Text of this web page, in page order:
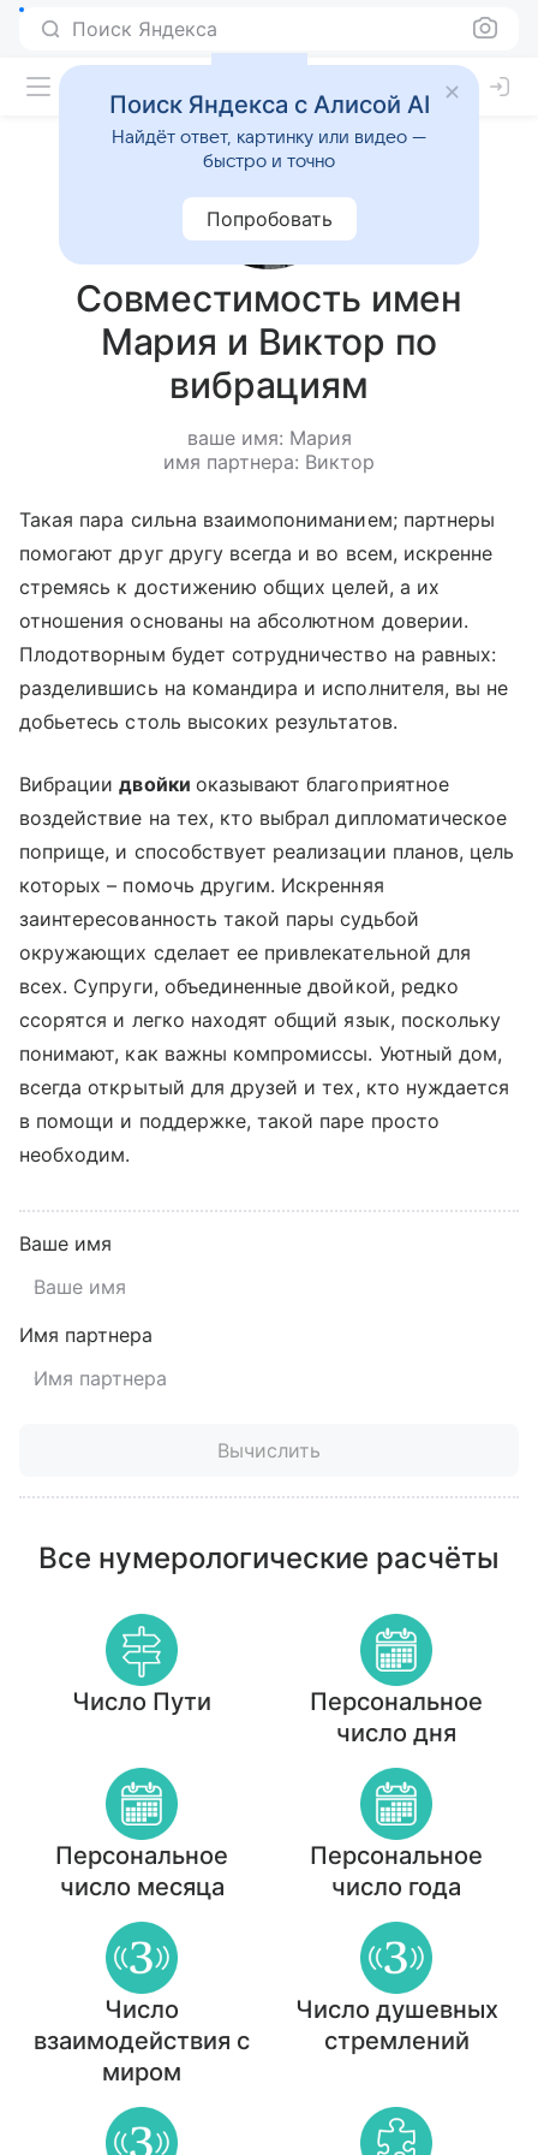
Поиск Яндекса
Совместимость имен
Мария и Виктор по
вибрациям
ваше имя: Мария
имя партнера: Виктор
Такая пара сильна взаимопониманием; партнеры
помогают друг другу всегда и во всем, искренне
стремясь к достижению общих целей, а их
отношения основаны на абсолютном доверии.
Плодотворным будет сотрудничество на равных:
разделившись на командира и исполнителя, вы не
добьетесь столь высоких результатов.
Вибрациидвойки оказывают благоприятное
воздействие на тех, кто выбрал дипломатическое
поприще, и способствует реализации планов, цель
которых – помочь другим. Искренняя
заинтересованность такой пары судьбой
окружающих сделает ее привлекательной для
всех. Супруги, объединенные двойкой, редко
ссорятся и легко находят общий язык, поскольку
понимают, как важны компромиссы. Уютный дом,
всегда открытый для друзей и тех, кто нуждается
в помощи и поддержке, такой паре просто
необходим.
Ваше имя
Имя партнера
Вычислить
Все нумерологические расчёты
Число Пути
Персональное
число дня
Персональное
число месяца
Персональное
число года
Число
взаимодействия с
миром
Число душевных
стремлений
Поиск Яндекса с Алисой AI
Найдёт ответ, картинку или видео —
быстро и точно
Попробовать